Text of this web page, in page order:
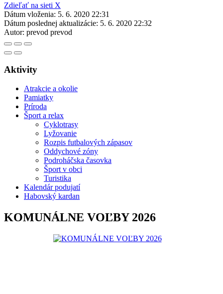
Zdieľať na sieti X
Dátum vloženia: 5. 6. 2020 22:31
Dátum poslednej aktualizácie: 5. 6. 2020 22:32
Autor: prevod prevod
Aktivity
Atrakcie a okolie
Pamiatky
Príroda
Šport a relax
Cyklotrasy
Lyžovanie
Rozpis futbalových zápasov
Oddychové zóny
Podroháčska časovka
Šport v obci
Turistika
Kalendár podujatí
Habovský kardan
KOMUNÁLNE VOĽBY 2026